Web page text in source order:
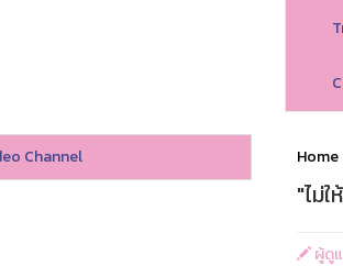
Channel Home
"ไม่
ผู้ดูแ